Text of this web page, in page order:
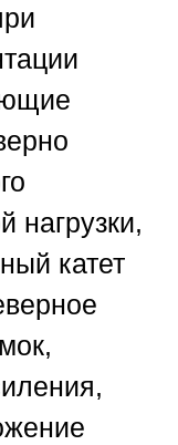
нагрузки,
катет